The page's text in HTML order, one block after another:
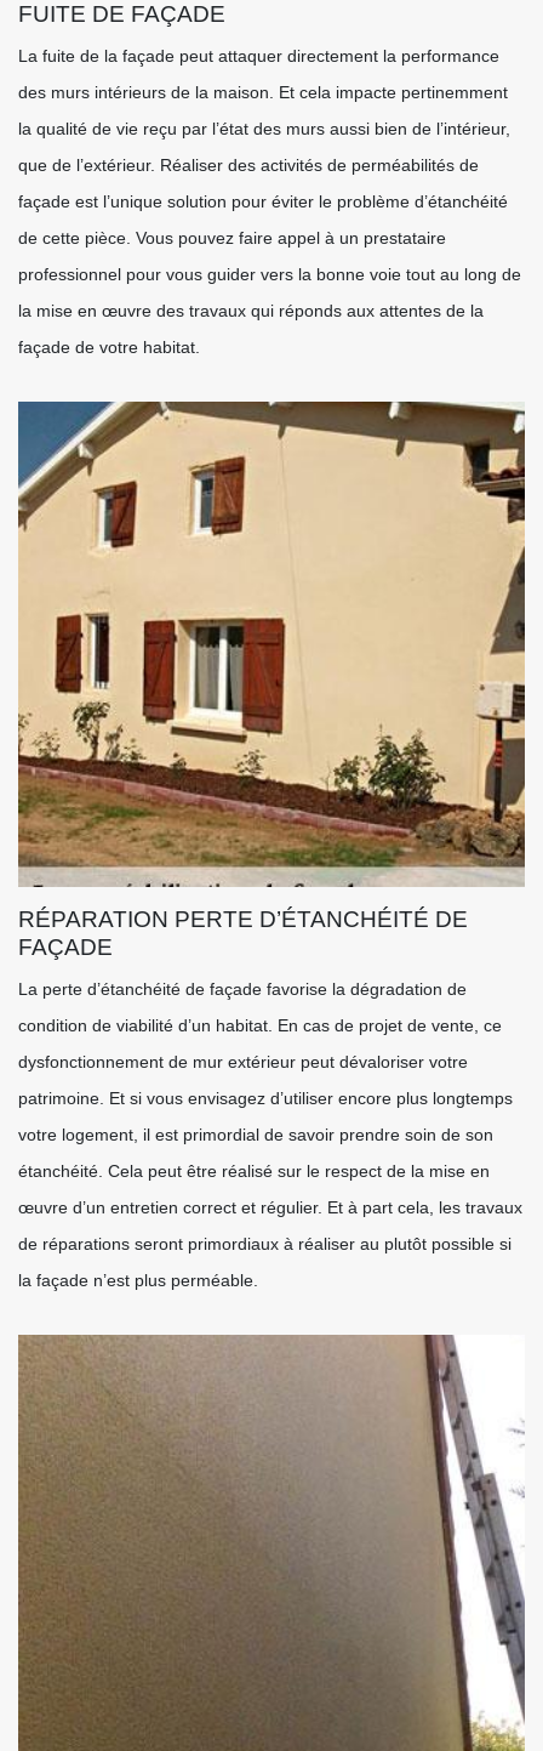
FUITE DE FAÇADE
La fuite de la façade peut attaquer directement la performance
des murs intérieurs de la maison. Et cela impacte pertinemment
la qualité de vie reçu par l’état des murs aussi bien de l’intérieur,
que de l’extérieur. Réaliser des activités de perméabilités de
façade est l’unique solution pour éviter le problème d’étanchéité
de cette pièce. Vous pouvez faire appel à un prestataire
professionnel pour vous guider vers la bonne voie tout au long de
la mise en œuvre des travaux qui réponds aux attentes de la
façade de votre habitat.
RÉPARATION PERTE D’ÉTANCHÉITÉ DE
FAÇADE
La perte d’étanchéité de façade favorise la dégradation de
condition de viabilité d’un habitat. En cas de projet de vente, ce
dysfonctionnement de mur extérieur peut dévaloriser votre
patrimoine. Et si vous envisagez d’utiliser encore plus longtemps
votre logement, il est primordial de savoir prendre soin de son
étanchéité. Cela peut être réalisé sur le respect de la mise en
œuvre d’un entretien correct et régulier. Et à part cela, les travaux
de réparations seront primordiaux à réaliser au plutôt possible si
la façade n’est plus perméable.